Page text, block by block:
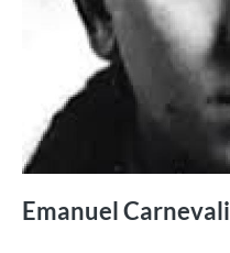
Emanuel Carnevali